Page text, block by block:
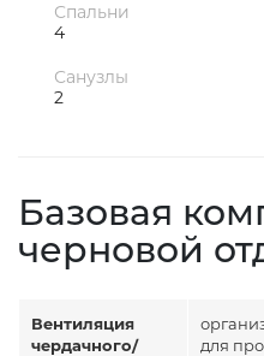
Спальни
4
Санузлы
2
Базовая
черновой
Вентиляция
чердачного/
для